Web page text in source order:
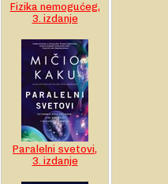
Fizika nemogućeg,
3. izdanje
Paralelni svetovi,
3. izdanje